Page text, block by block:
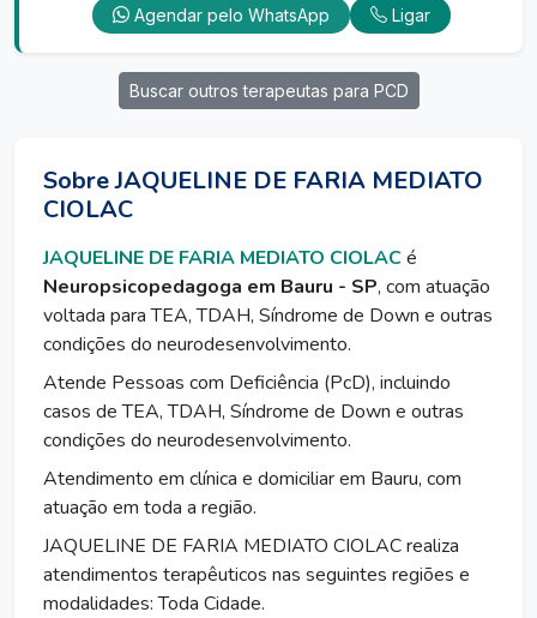
Agendar pelo WhatsApp Ligar
Buscar outros terapeutas para PCD
Sobre JAQUELINE DE FARIA MEDIATO
CIOLAC
JAQUELINE DE FARIA MEDIATO CIOLACé
Neuropsicopedagoga em Bauru - SP, com atuação
voltada para TEA, TDAH, Síndrome de Down e outras
condições do neurodesenvolvimento.
Atende Pessoas com Deficiência (PcD), incluindo
casos de TEA, TDAH, Síndrome de Down e outras
condições do neurodesenvolvimento.
Atendimento em clínica e domiciliar em Bauru, com
atuação em toda a região.
JAQUELINE DE FARIA MEDIATO CIOLAC realiza
atendimentos terapêuticos nas seguintes regiões e
modalidades: Toda Cidade.